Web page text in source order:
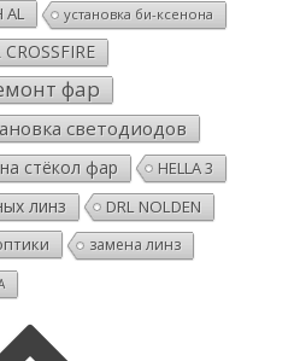
AL установка би-ксенона
CROSSFIRE
фар
светодиодов
стёкол фар HELLA 3
линз DRL NOLDEN
замена линз